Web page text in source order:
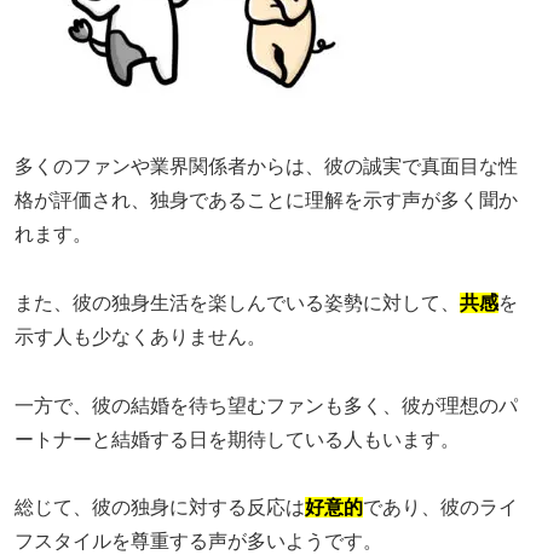
多くのファンや業界関係者からは、彼の誠実で真面目な性
格が評価され、独身であることに理解を示す声が多く聞か
れます。
また、彼の独身生活を楽しんでいる姿勢に対して、 共感を
示す人も少なくありません。
一方で、彼の結婚を待ち望むファンも多く、彼が理想のパ
ートナーと結婚する日を期待している人もいます。
総じて、彼の独身に対する反応は好意的であり、彼のライ
フスタイルを尊重する声が多いようです。